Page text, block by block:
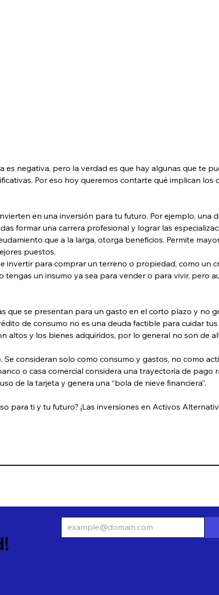
es negativa, pero la verdad es que hay algunas que te
Por eso hoy queremos contarte qué implican los
en una inversión para tu futuro. Por ejemplo, una
formar una carrera profesional y lograr las
que a la larga, otorga beneficios. Permite
puestos.
invertir para comprar un terreno o propiedad, como un
tengas un insumo ya sea para vender o para vivir, pero
que se presentan para un gasto en el corto plazo y no
de consumo no es una deuda factible para cuidar
altos y los bienes adquiridos, por lo general no son de
consideran solo como consumo y gastos, no como
o casa comercial considera una trayectoria de pago
de la tarjeta y genera una “bola de nieve financiera”.
para ti y tu futuro? ¡Las inversiones en Activos